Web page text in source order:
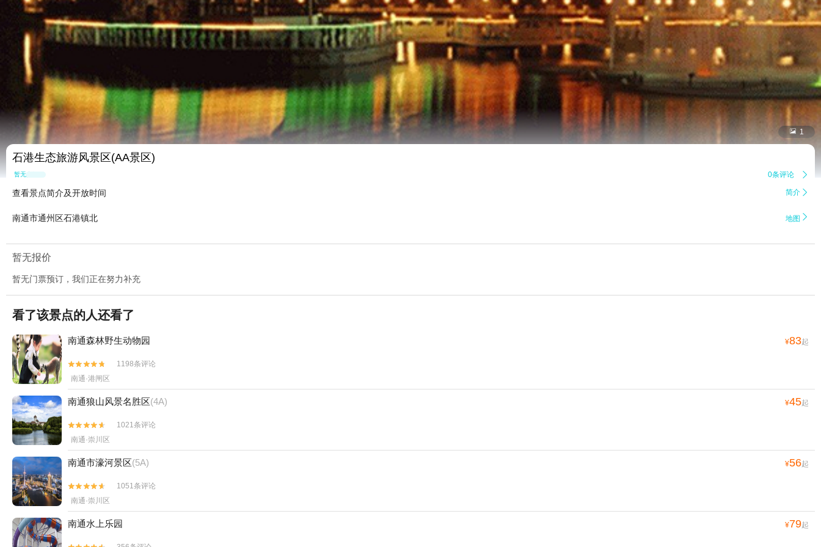
 1
石港生态旅游风景区(AA景区)
暂无点评 0条评论 
查看景点简介及开放时间 简介 
南通市通州区石港镇北 地图 
暂无报价
暂无门票预订，我们正在努力补充
看了该景点的人还看了
南通森林野生动物园 ¥83起


1198条评论
南通·港闸区
南通狼山风景名胜区(4A) ¥45起


1021条评论
南通·崇川区
南通市濠河景区(5A) ¥56起


1051条评论
南通·崇川区
南通水上乐园 ¥79起